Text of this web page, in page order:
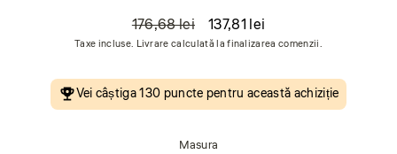
Preț
obișnuit
176,68 leiPreț
de
137,81 lei
Taxe incluse. Livrare calculată la finalizarea comenzii.
Vei câștiga130 puncte pentru această achiziție
Masura